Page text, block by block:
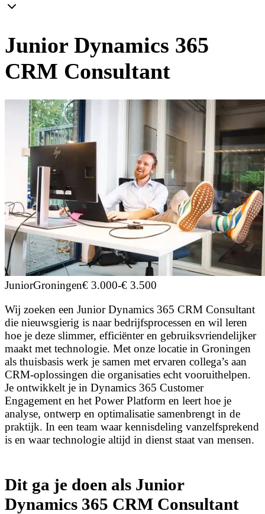
Junior Dynamics 365
CRM Consultant
JuniorGroningen€ 3.000-€ 3.500
Wij zoeken een Junior Dynamics 365 CRM Consultant
die nieuwsgierig is naar bedrijfsprocessen en wil leren
hoe je deze slimmer, efficiënter en gebruiksvriendelijker
maakt met technologie. Met onze locatie in Groningen
als thuisbasis werk je samen met ervaren collega’s aan
CRM-oplossingen die organisaties echt vooruithelpen.
Je ontwikkelt je in Dynamics 365 Customer
Engagement en het Power Platform en leert hoe je
analyse, ontwerp en optimalisatie samenbrengt in de
praktijk. In een team waar kennisdeling vanzelfsprekend
is en waar technologie altijd in dienst staat van mensen.
Dit ga je doen als Junior
Dynamics 365 CRM Consultant